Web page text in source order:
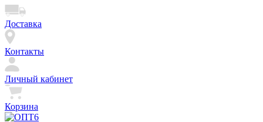
Доставка
Контакты
Личный кабинет
Корзина